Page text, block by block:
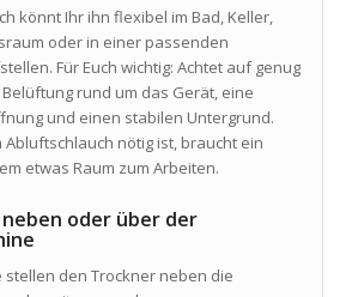
könnt Ihr ihn flexibel im Bad, Keller,
oder in einer passenden
Für Euch wichtig: Achtet auf genug
rund um das Gerät, eine
und einen stabilen Untergrund.
Abluftschlauch nötig ist, braucht ein
etwas Raum zum Arbeiten.
oder über der
stellen den Trockner neben die